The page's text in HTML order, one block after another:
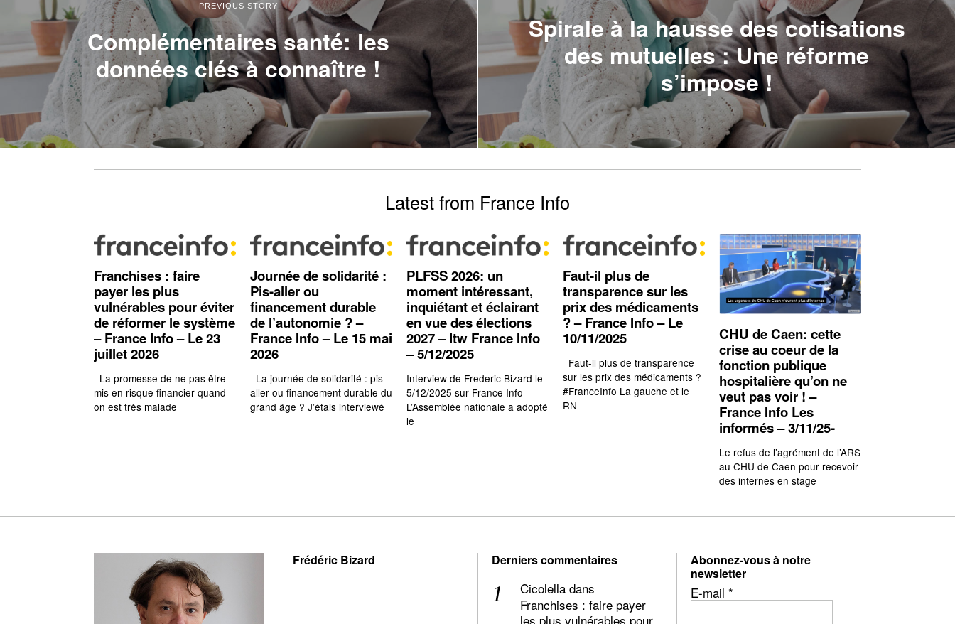
PREVIOUS STORY
Complémentaires santé: les
données clés à connaître !
Spirale à la hausse des cotisations
des mutuelles : Une réforme
s’impose !
Latest from France Info
Franchises : faire
payer les plus
vulnérables pour éviter
de réformer le système
– France Info – Le 23
juillet 2026
La promesse de ne pas être
mis en risque financier quand
on est très malade
Journée de solidarité :
Pis-aller ou
financement durable
de l’autonomie ? –
France Info – Le 15 mai
2026
La journée de solidarité : pis-
aller ou financement durable du
grand âge ? J’étais interviewé
PLFSS 2026: un
moment intéressant,
inquiétant et éclairant
en vue des élections
2027 – Itw France Info
– 5/12/2025
Interview de Frederic Bizard le
5/12/2025 sur France Info
L’Assemblée nationale a adopté
le
Faut-il plus de
transparence sur les
prix des médicaments
? – France Info – Le
10/11/2025
Faut-il plus de transparence
sur les prix des médicaments ?
#FranceInfo La gauche et le
RN
CHU de Caen: cette
crise au coeur de la
fonction publique
hospitalière qu’on ne
veut pas voir ! –
France Info Les
informés – 3/11/25-
Le refus de l’agrément de l’ARS
au CHU de Caen pour recevoir
des internes en stage
Frédéric Bizard Derniers commentaires
Cicolella dans
Franchises : faire payer
les plus vulnérables pour
Abonnez-vous à notre
newsletter
E-mail *